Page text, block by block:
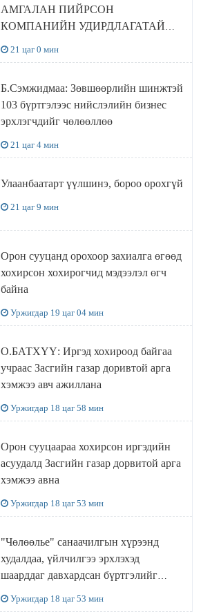
АМГАЛАН ПИЙРСОН
КОМПАНИЙН УДИРДЛАГАТАЙ
21 цаг 0 мин
Б.Сэмжидмаа: Зөвшөөрлийн шинжтэй
103 бүртгэлээс нийслэлийн бизнес
эрхлэгчдийг чөлөөллөө
21 цаг 4 мин
Улаанбаатарт үүлшинэ, бороо орохгүй
21 цаг 9 мин
Орон сууцанд орохоор захиалга өгөөд
хохирсон хохирогчид мэдээлэл өгч
байна
Уржигдар 19 цаг 04 мин
О.БАТХҮҮ: Иргэд хохироод байгаа
учраас Засгийн газар доривтой арга
хэмжээ авч ажиллана
Уржигдар 18 цаг 58 мин
Орон сууцаараа хохирсон иргэдийн
асуудалд Засгийн газар дорвитой арга
хэмжээ авна
Уржигдар 18 цаг 53 мин
"Чөлөөлье" санаачилгын хүрээнд
худалдаа, үйлчилгээ эрхлэхэд
шаарддаг давхардсан бүртгэлийг
Уржигдар 18 цаг 53 мин